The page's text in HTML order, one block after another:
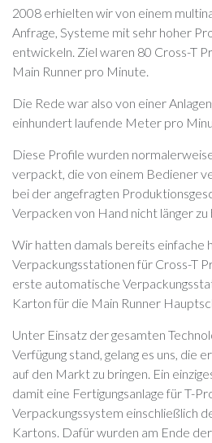
2008 erhielten wir von einem
Anfrage, Systeme mit sehr hoher
entwickeln. Ziel waren 80 Cross-T
Main Runner pro Minute.
Die Rede war also von einer
einhundert laufende Meter pro
Diese Profile wurden
verpackt, die von einem Bediener
bei der angefragten
Verpacken von Hand nicht länger zu
Wir hatten damals bereits einfache
Verpackungsstationen für Cross-T
erste automatische
Karton für die Main Runner
Unter Einsatz der gesamten
Verfügung stand, gelang es uns, die
auf den Markt zu bringen. Ein
damit eine Fertigungsanlage für T-
Verpackungssystem einschließlich
Kartons. Dafür wurden am Ende